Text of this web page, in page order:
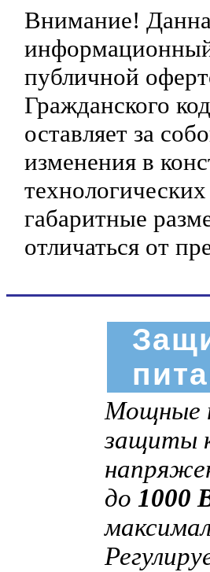
Внимание!
информационный
публичной
Гражданского
оставляет за
изменения в
габаритные
отличаться от
Мощные
защиты
до 1000